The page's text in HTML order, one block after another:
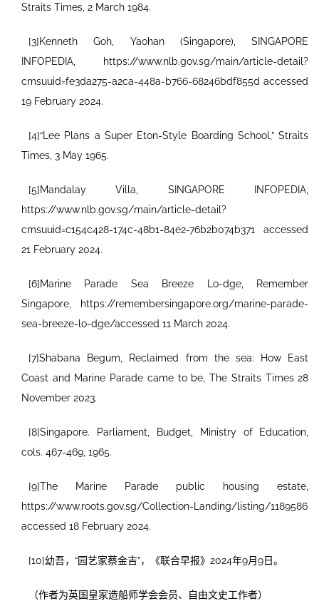
Straits Times, 2 March 1984.
[3]Kenneth Goh, Yaohan (Singapore), SINGAPORE
INFOPEDIA, https://www.nlb.gov.sg/main/article-detail?
cmsuuid=fe3da275-a2ca-448a-b766-68246bdf855d accessed
19 February 2024.
[4]“Lee Plans a Super Eton-Style Boarding School,” Straits
Times, 3 May 1965.
[5]Mandalay Villa, SINGAPORE INFOPEDIA,
https://www.nlb.gov.sg/main/article-detail?
cmsuuid=c154c428-174c-48b1-84e2-76b2b074b371 accessed
21 February 2024.
[6]Marine Parade Sea Breeze Lo-dge, Remember
Singapore, https://remembersingapore.org/marine-parade-
sea-breeze-lo-dge/accessed 11 March 2024.
[7]Shabana Begum, Reclaimed from the sea: How East
Coast and Marine Parade came to be, The Straits Times 28
November 2023.
[8]Singapore. Parliament, Budget, Ministry of Education,
cols. 467-469, 1965.
[9]The Marine Parade public housing estate,
https://www.roots.gov.sg/Collection-Landing/listing/1189586
accessed 18 February 2024.
[10]幼吾，“园艺家蔡金吉”，《联合早报》2024年9月9日。
（作者为英国皇家造船师学会会员、自由文史工作者）